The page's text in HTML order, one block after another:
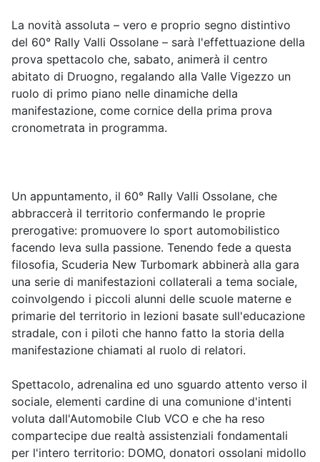
La novità assoluta – vero e proprio segno distintivo
del 60° Rally Valli Ossolane – sarà l'effettuazione della
prova spettacolo che, sabato, animerà il centro
abitato di Druogno, regalando alla Valle Vigezzo un
ruolo di primo piano nelle dinamiche della
manifestazione, come cornice della prima prova
cronometrata in programma.
Un appuntamento, il 60° Rally Valli Ossolane, che
abbraccerà il territorio confermando le proprie
prerogative: promuovere lo sport automobilistico
facendo leva sulla passione. Tenendo fede a questa
filosofia, Scuderia New Turbomark abbinerà alla gara
una serie di manifestazioni collaterali a tema sociale,
coinvolgendo i piccoli alunni delle scuole materne e
primarie del territorio in lezioni basate sull'educazione
stradale, con i piloti che hanno fatto la storia della
manifestazione chiamati al ruolo di relatori.
Spettacolo, adrenalina ed uno sguardo attento verso il
sociale, elementi cardine di una comunione d'intenti
voluta dall'Automobile Club VCO e che ha reso
compartecipe due realtà assistenziali fondamentali
per l'intero territorio: DOMO, donatori ossolani midollo